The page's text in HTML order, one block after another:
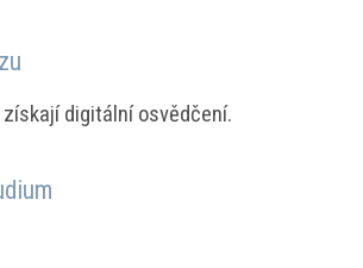
digitální osvědčení.